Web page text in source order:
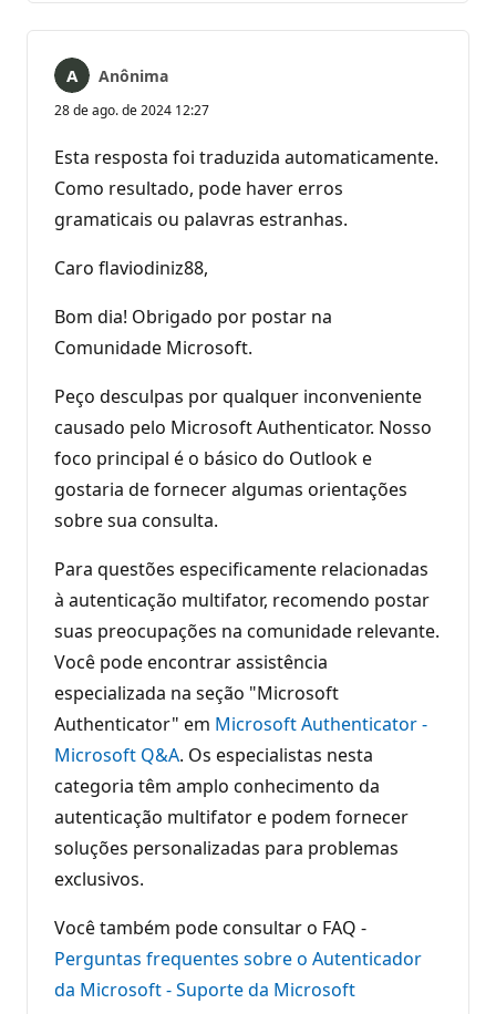
Anônima
28 de ago. de 2024 12:27
Esta resposta foi traduzida automaticamente.
Como resultado, pode haver erros
gramaticais ou palavras estranhas.
Caro flaviodiniz88,
Bom dia! Obrigado por postar na
Comunidade Microsoft.
Peço desculpas por qualquer inconveniente
causado pelo Microsoft Authenticator. Nosso
foco principal é o básico do Outlook e
gostaria de fornecer algumas orientações
sobre sua consulta.
Para questões especificamente relacionadas
à autenticação multifator, recomendo postar
suas preocupações na comunidade relevante.
Você pode encontrar assistência
especializada na seção "Microsoft
Authenticator" em Microsoft Authenticator -
Microsoft Q&A. Os especialistas nesta
categoria têm amplo conhecimento da
autenticação multifator e podem fornecer
soluções personalizadas para problemas
exclusivos.
Você também pode consultar o FAQ -
Perguntas frequentes sobre o Autenticador
da Microsoft - Suporte da Microsoft